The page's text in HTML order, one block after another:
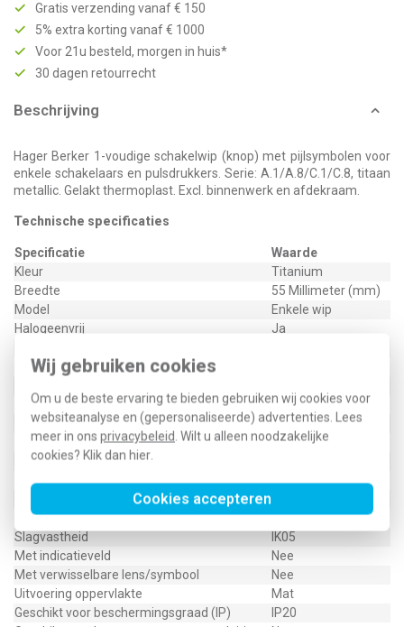
Wij gebruiken cookies
Om u de beste ervaring te bieden gebruiken wij cookies voor
websiteanalyse en (gepersonaliseerde) advertenties. Lees
meer in ons privacybeleid . Wilt u alleen noodzakelijke
cookies? Klik dan hier
Cookies accepteren
Gratis verzending vanaf € 150
5% extra korting vanaf € 1000
Voor 21u besteld, morgen in huis*
30 dagen retourrecht
Beschrijving
Hager Berker 1-voudige schakelwip (knop) met pijlsymbolen voor
enkele schakelaars en pulsdrukkers. Serie: A.1/A.8/C.1/C.8, titaan
metallic. Gelakt thermoplast. Excl. binnenwerk en afdekraam.
Technische specificaties
Specificatie
Waarde
Kleur
Titanium
Breedte
55 Millimeter (mm)
Model
Enkele wip
Halogeenvrij
Ja
Diepte
Oppervlaktebescherming
Gelakt
Materiaalkwaliteit
Thermoplast
Materiaal
Kunststof
Bevestigingswijze
Opdruk/indicatie
Symbool "pijlen"
Controlevenster/verlicht
RAL-nummer (vergelijkbaar)
9006
Slagvastheid
IK05
Met indicatieveld
Nee
Met verwisselbare lens/symbool
Nee
Uitvoering oppervlakte
Mat
Geschikt voor beschermingsgraad (IP)
IP20